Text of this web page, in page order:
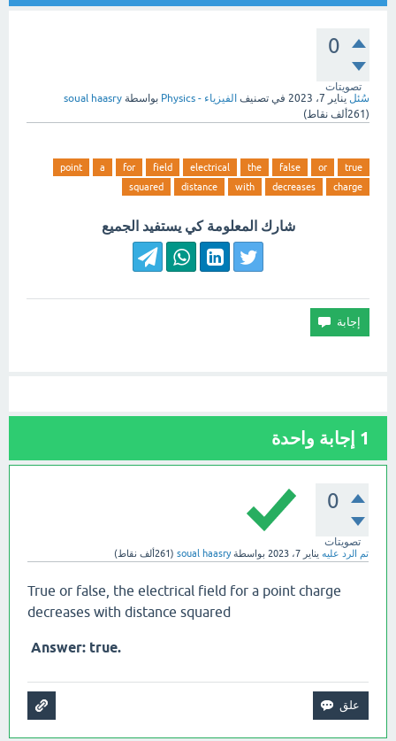
0
تصويتات
سُئل يناير 7، 2023 في تصنيف الفيزياء - Physics بواسطة soual haasry
( 261ألف نقاط)
true
or
false
the
electrical
field
for
a
point
charge
decreases
with
distance
squared
شارك المعلومة كي يستفيد الجميع
1 إجابة واحدة
0
تصويتات
تم الرد عليه يناير 7، 2023 بواسطةsoual haasry
(261ألف نقاط)
True or false, the electrical field for a point charge
decreases with distance squared
.Answer: true